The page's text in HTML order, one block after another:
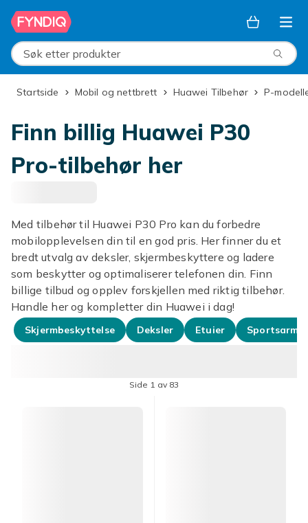
Hopp til hovedinnhold
Søk etter produkter
Startside Mobil og nettbrett Huawei Tilbehør P-
Finn billig Huawei P30
Pro-tilbehør her
Med tilbehør til Huawei P30 Pro kan du forbedre
mobilopplevelsen din til en god pris. Her finner du et
bredt utvalg av deksler, skjermbeskyttere og ladere
som beskytter og optimaliserer telefonen din. Finn
billige tilbud og opplev forskjellen med riktig tilbehør.
Handle her og kompletter din Huawei i dag!
Skjermbeskyttelse Deksler Etuier
Side 1 av 83